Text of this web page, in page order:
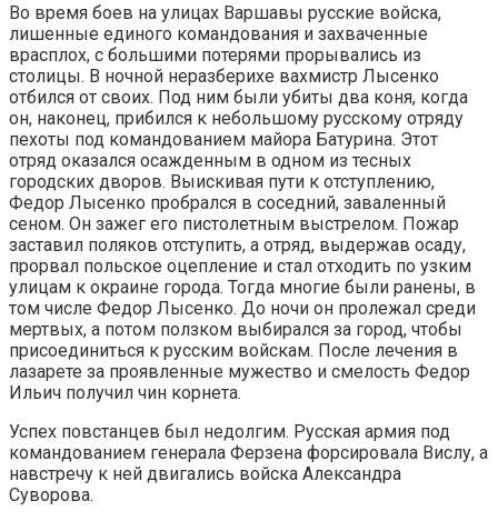
Во время боев на улицах Варшавы русские войска,
лишенные единого командования и захваченные
врасплох, с большими потерями прорывались из
столицы. В ночной неразберихе вахмистр Лысенко
отбился от своих. Под ним были убиты два коня, когда
он, наконец, прибился к небольшому русскому отряду
пехоты под командованием майора Батурина. Этот
отряд оказался осажденным в одном из тесных
городских дворов. Выискивая пути к отступлению,
Федор Лысенко пробрался в соседний, заваленный
сеном. Он зажег его пистолетным выстрелом. Пожар
заставил поляков отступить, а отряд, выдержав осаду,
прорвал польское оцепление и стал отходить по узким
улицам к окраине города. Тогда многие были ранены, в
том числе Федор Лысенко. До ночи он пролежал среди
мертвых, а потом ползком выбирался за город, чтобы
присоединиться к русским войскам. После лечения в
лазарете за проявленные мужество и смелость Федор
Ильич получил чин корнета.
Успех повстанцев был недолгим. Русская армия под
командованием генерала Ферзена форсировала Вислу, а
навстречу к ней двигались войска Александра
Суворова.